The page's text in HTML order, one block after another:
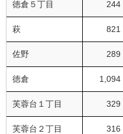
徳倉５丁目 244
萩 821
佐野 289
徳倉 1,094
芙蓉台１丁目 329
芙蓉台２丁目 316